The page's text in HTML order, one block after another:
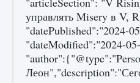
управлять Misery в V,
"datePublished":"2024-
"dateModified":"2024-